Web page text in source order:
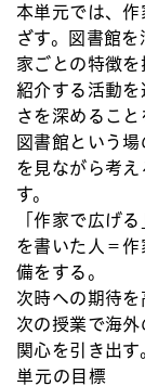
本単元では、作
ざす。図書館
家ごとの特徴
紹介する活動
さを深めること
図書館という
を見ながら考
す。
「作家で広げ
を書いた人＝
備をする。
次時への期待
次の授業で海外
関心を引き出す
単元の目標